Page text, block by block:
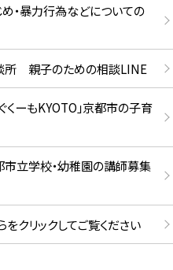
・暴力行為などについての
所 親子のための相談LINE
くーもKYOTO」京都市の子育
市立学校・幼稚園の講師募集
クリックしてご覧ください